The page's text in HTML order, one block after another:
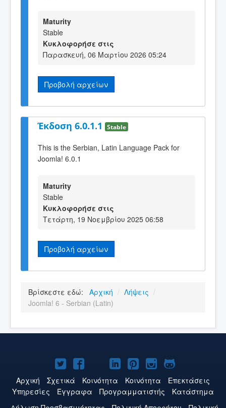
Maturity
Stable
Κυκλοφορήσε στις
Παρασκευή, 06 Μαρτίου 2026 05:24
Προβολή αρχείων
Έκδοση 6.0.1.1 Stable
This is the Serbian, Latin Language Pack for
Joomla! 6.0.1
Maturity
Stable
Κυκλοφορήσε στις
Τετάρτη, 19 Νοεμβρίου 2025 06:58
Προβολή αρχείων
Βρίσκεστε εδώ: Αρχική / Λήψεις /
Joomla! 6 - Serbian (Latin)
Το
Joomla!
στο
Το
Joomla!
στο
Joomla!
στο
Το
Joomla!
στο
Το
Joomla!
στο
Το
Joomla!
στο
Το
Joomla!
στο
Αρχική Σχετικά Κοινότητα Κοινότητα
Επεκτάσεις
Υπηρεσίες
Έγγραφα Προγραμματιστής
Κατάστημα